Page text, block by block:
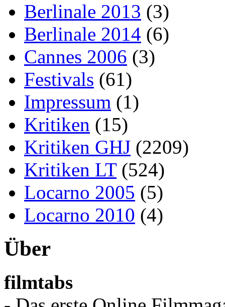
Berlinale 2013 (3)
Berlinale 2014 (6)
Cannes 2006 (3)
Festivals (61)
Impressum (1)
Kritiken (15)
Kritiken GHJ (2209)
Kritiken LT(524)
Locarno 2005 (5)
Locarno 2010 (4)
Über
filmtabs